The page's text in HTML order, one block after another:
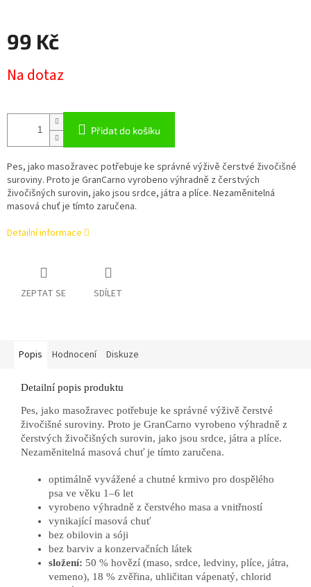
99 Kč
cena:
Na dotaz
Přidat do košíku
Pes, jako masožravec potřebuje ke správné výživě čerstvé živočišné
suroviny. Proto je GranCarno vyrobeno výhradně z čerstvých
živočišných surovin, jako jsou srdce, játra a plíce. Nezaměnitelná
masová chuť je tímto zaručena.
Detailní informace
ZEPTAT SE SDÍLET
Popis Hodnocení Diskuze
Detailní popis produktu
Pes, jako masožravec potřebuje ke správné výživě čerstvé
živočišné suroviny. Proto je GranCarno vyrobeno výhradně z
čerstvých živočišných surovin, jako jsou srdce, játra a plíce.
Nezaměnitelná masová chuť je tímto zaručena.
optimálně vyvážené a chutné krmivo pro dospělého
psa ve věku 1–6 let
vyrobeno výhradně z čerstvého masa a vnitřností
vynikající masová chuť
bez obilovin a sóji
bez barviv a konzervačních látek
složení: 50 % hovězí (maso, srdce, ledviny, plíce, játra,
vemeno), 18 % zvěřina, uhličitan vápenatý, chlorid